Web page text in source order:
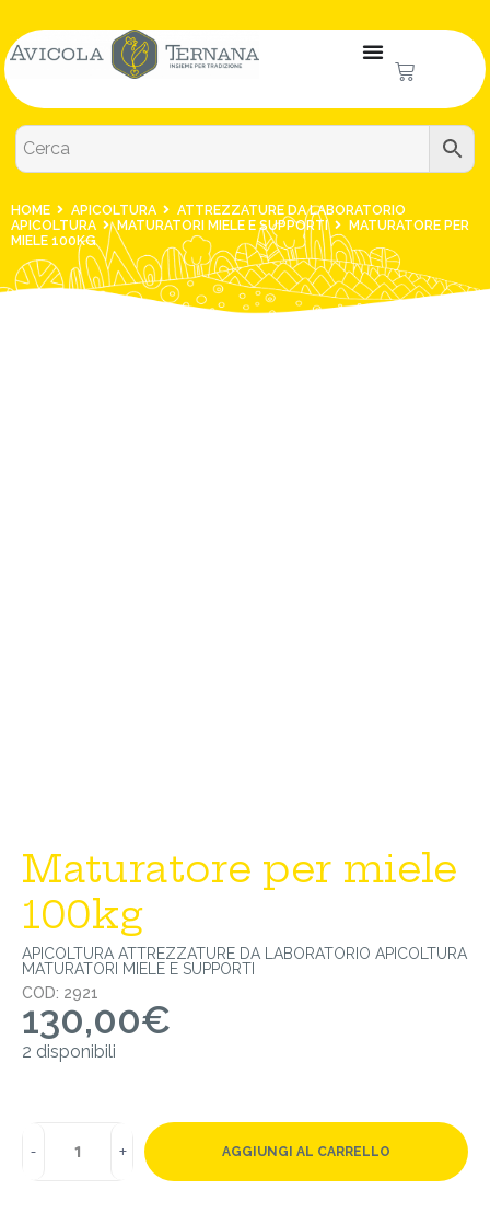
HOME APICOLTURA
ATTREZZATURE DA LABORATORIO
APICOLTURA
MATURATORI MIELE E SUPPORTI
MATURATORE PER
MIELE 100KG
Maturatore per miele
100kg
APICOLTURA ATTREZZATURE DA LABORATORIO APICOLTURA
MATURATORI MIELE E SUPPORTI
COD: 2921
130,00€
2 disponibili
AGGIUNGI AL CARRELLO